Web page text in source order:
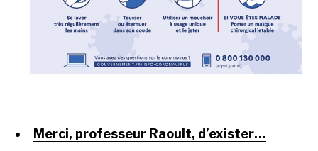
Merci, professeur Raoult, d’exister…